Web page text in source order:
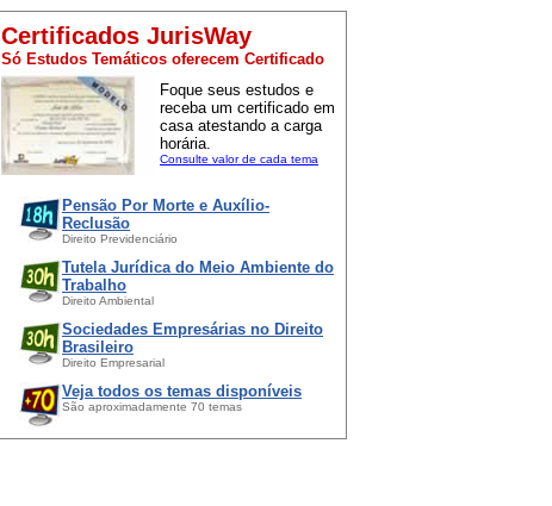
Certificados JurisWay
Só Estudos Temáticos oferecem Certificado
Foque seus estudos e
receba um certificado em
casa atestando a carga
horária.
Consulte valor de cada tema
Pensão Por Morte e Auxílio-
Reclusão
Direito Previdenciário
Tutela Jurídica do Meio Ambiente do
Trabalho
Direito Ambiental
Sociedades Empresárias no Direito
Brasileiro
Direito Empresarial
Veja todos os temas disponíveis
São aproximadamente 70 temas